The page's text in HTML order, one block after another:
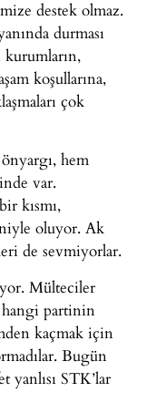
destek olmaz.
durması
koşullarına,
çok
hem
var.
kısmı,
oluyor. Ak
de sevmiyorlar.
Mülteciler
partinin
kaçmak için
Bugün
STK’lar